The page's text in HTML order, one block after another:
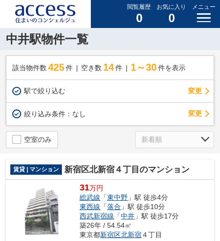
閲覧履歴
0
お気に入り
0
メニュー
中井駅物件一覧
該当物件数 425件 空き数 14 件 1～30 件を表示
駅で絞り込む 変更
絞り込み条件： なし 変更
空室のみ
賃貸 | マンション 新宿区北新宿４丁目のマンション
31万円
総武線 「東中野 」駅 徒歩4分
東西線 「落合 」駅 徒歩10分
西武新宿線 「中井 」駅 徒歩17分
築26年 / 54.54㎡
東京都新宿区北新宿４丁目